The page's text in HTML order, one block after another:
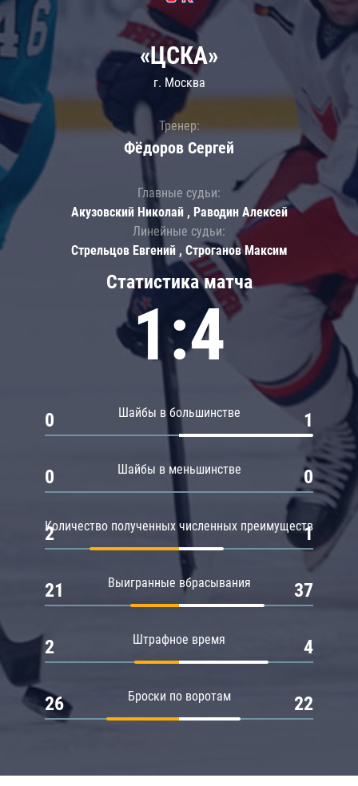
Статистика матча
1:4
Шайбы в большинстве
0 1
Шайбы в меньшинстве
0 0
Количество полученных численных преимуществ
2 1
Выигранные вбрасывания
21 37
Штрафное время
2 4
Броски по воротам
26 22
«ЦСКА»
г. Москва
Тренер:
Фёдоров Сергей
Главные судьи:
Акузовский Николай , Раводин Алексей
Линейные судьи:
Стрельцов Евгений , Строганов Максим